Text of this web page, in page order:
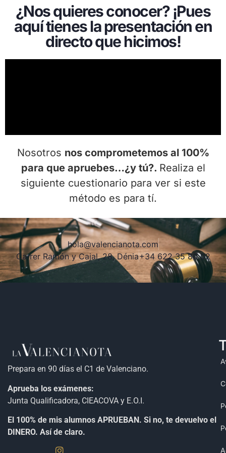
¿Nos quieres conocer? ¡Pues
aquí tienes la presentación en
directo que hicimos!
Nosotros nos comprometemos al 100%
para que apruebes…¿y tú?. Realiza el
siguiente cuestionario para ver si este
método es para tí.
hola@valencianota.com
Carrer Ramón y Cajal, 28, Dénia+34 622 35 80 02
Prepara en 90 días el C1 de Valenciano.
Aprueba los exámenes:
Junta Qualificadora, CIEACOVA y E.O.I.
El 100% de mis alumnos APRUEBAN. Si no, te devuelvo el
DINERO. Así de claro.